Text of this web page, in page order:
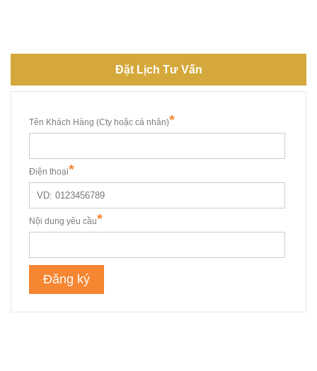
Đặt Lịch Tư Vấn